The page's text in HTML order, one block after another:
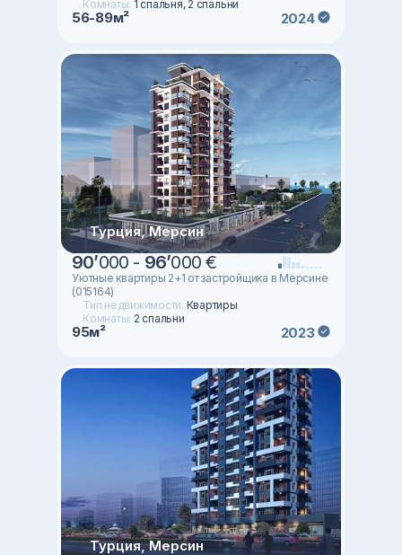
Комнаты: 1 спальня, 2 спальни
56-89м² 2024
Турция, Мерсин
90’000 - 96’000 €
Уютные квартиры 2+1 от застройщика в Мерсине
(015164)
Тип недвижимости: Квартиры
Комнаты: 2 спальни
95м² 2023
Турция, Мерсин